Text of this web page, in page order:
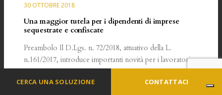
30 OTTOBRE 2018
Una maggior tutela per i dipendenti di imprese
sequestrate e confiscate
Preambolo Il D.Lgs. n. 72/2018, attuativo della L.
n.161/2017, introduce importanti novità per i lavoratori…
CERCA UNA SOLUZIONE CONTATTACI